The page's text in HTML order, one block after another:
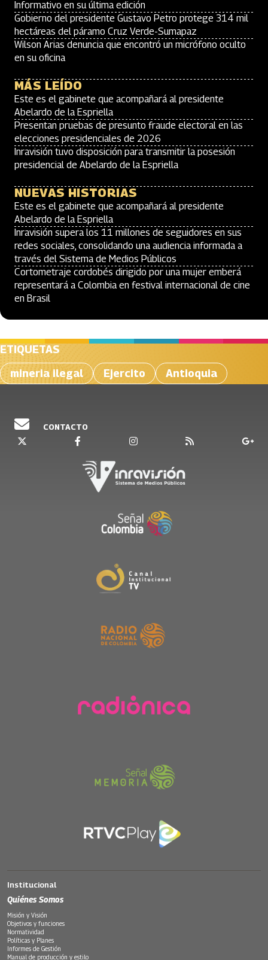
Informativo en su última edición
Gobierno del presidente Gustavo Petro protege 314 mil
hectáreas del páramo Cruz Verde-Sumapaz
Wilson Arias denuncia que encontró un micrófono oculto
en su oficina
MÁS LEÍDO
Este es el gabinete que acompañará al presidente
Abelardo de la Espriella
Presentan pruebas de presunto fraude electoral en las
elecciones presidenciales de 2026
Inravisión tuvo disposición para transmitir la posesión
presidencial de Abelardo de la Espriella
NUEVAS HISTORIAS
Este es el gabinete que acompañará al presidente
Abelardo de la Espriella
Inravisión supera los 11 millones de seguidores en sus
redes sociales, consolidando una audiencia informada a
través del Sistema de Medios Públicos
Cortometraje cordobés dirigido por una mujer emberá
representará a Colombia en festival internacional de cine
en Brasil
ETIQUETAS
mineria ilegal
Ejercito Antioquia
CONTACTO
Institucional
Quiénes Somos
Misión y Visión
Objetivos y funciones
Normatividad
Políticas y Planes
Informes de Gestión
Manual de producción y estilo